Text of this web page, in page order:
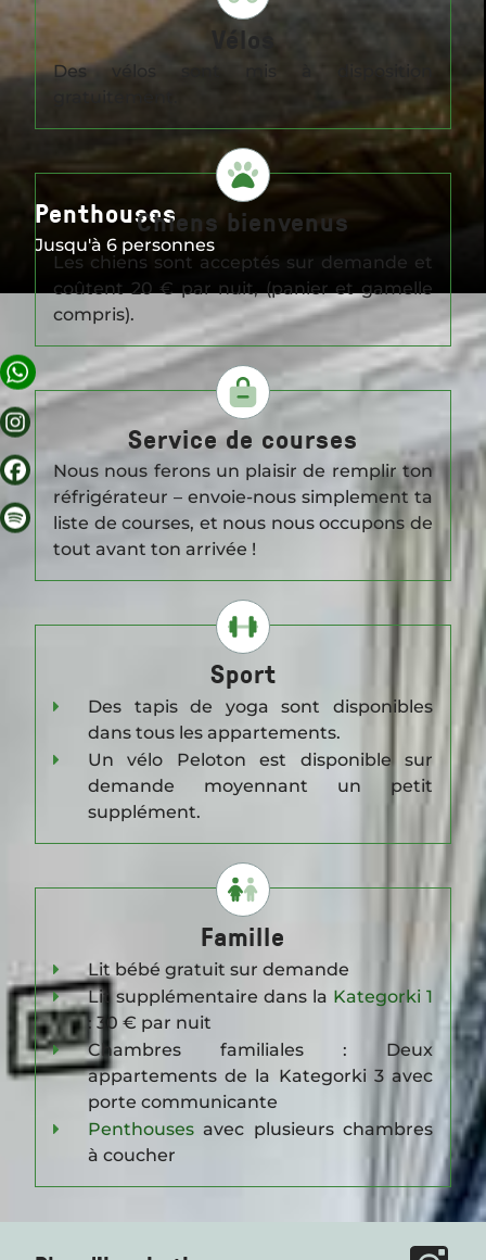
APPARTEMENTS
OFFRES
INFOS PRATIQUES
CADRE
CORA APARTMENTS
Penthouses
Jusqu'à 6 personnes
Vélos
Des vélos sont mis à disposition
Chiens bienvenus
Les chiens sont acceptés sur demande et
coûtent 20 € par nuit, (panier et gamelle
compris).
Service de courses
Nous nous ferons un plaisir de remplir ton
réfrigérateur – envoie-nous simplement ta
liste de courses, et nous nous occupons de
tout avant ton arrivée !
Sport
Des tapis de yoga sont disponibles
dans tous les appartements.
Un vélo Peloton est disponible sur
demande moyennant un petit
supplément.
Famille
Lit bébé gratuit sur demande
Lit supplémentaire dans la Kategorki 1
: 30 € par nuit
Chambres familiales : Deux
appartements de la Kategorki 3 avec
porte communicante
Penthouses avec plusieurs chambres
à coucher